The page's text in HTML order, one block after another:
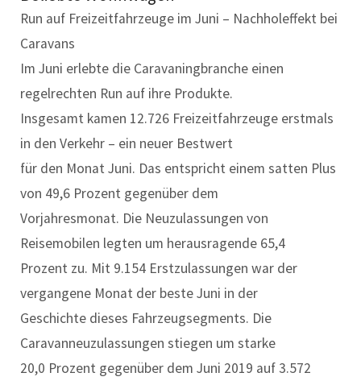
Run auf Freizeitfahrzeuge im Juni – Nachholeffekt bei
Caravans
Im Juni erlebte die Caravaningbranche einen
regelrechten Run auf ihre Produkte.
Insgesamt kamen 12.726 Freizeitfahrzeuge erstmals
in den Verkehr – ein neuer Bestwert
für den Monat Juni. Das entspricht einem satten Plus
von 49,6 Prozent gegenüber dem
Vorjahresmonat. Die Neuzulassungen von
Reisemobilen legten um herausragende 65,4
Prozent zu. Mit 9.154 Erstzulassungen war der
vergangene Monat der beste Juni in der
Geschichte dieses Fahrzeugsegments. Die
Caravanneuzulassungen stiegen um starke
20,0 Prozent gegenüber dem Juni 2019 auf 3.572